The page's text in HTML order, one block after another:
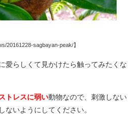
20161228-sagbayan-peak/】
愛らしくて見かけたら触ってみたくな
トレスに弱い動物なので、刺激しない
ないようにしてください。